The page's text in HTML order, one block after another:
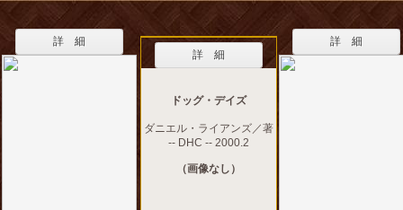
詳 細
詳 細
ドッグ・デイズ
ダニエル・ライアンズ／著
-- DHC -- 2000.2
（画像なし）
詳 細